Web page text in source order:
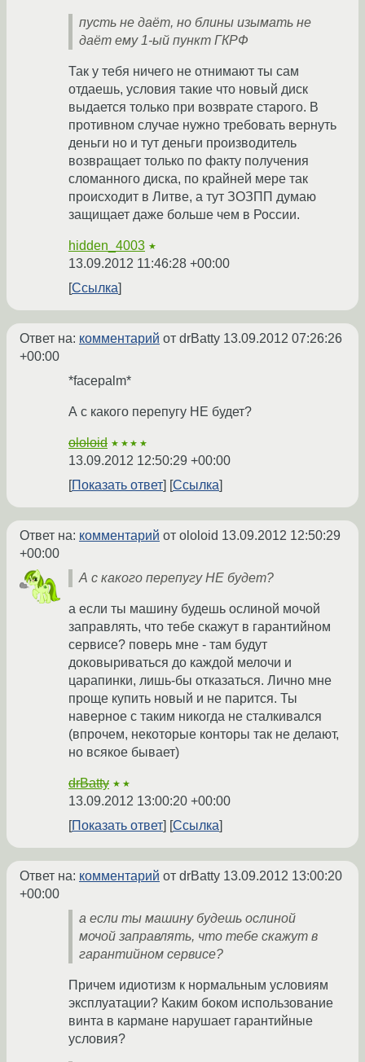
пусть не даёт, но блины изымать не
даёт ему 1-ый пункт ГКРФ
Так у тебя ничего не отнимают ты сам
отдаешь, условия такие что новый диск
выдается только при возврате старого. В
противном случае нужно требовать вернуть
деньги но и тут деньги производитель
возвращает только по факту получения
сломанного диска, по крайней мере так
происходит в Литве, а тут ЗОЗПП думаю
защищает даже больше чем в России.
hidden_4003 ★
13.09.2012 11:46:28 +00:00
Ссылка
Ответ на: комментарий от drBatty 13.09.2012 07:26:26
+00:00
*facepalm*
А с какого перепугу НЕ будет?
ololoid ★★★★
13.09.2012 12:50:29 +00:00
Показать ответ
Ссылка
Ответ на: комментарий от ololoid 13.09.2012 12:50:29
+00:00
А с какого перепугу НЕ будет?
а если ты машину будешь ослиной мочой
заправлять, что тебе скажут в гарантийном
сервисе? поверь мне - там будут
доковыриваться до каждой мелочи и
царапинки, лишь-бы отказаться. Лично мне
проще купить новый и не парится. Ты
наверное с таким никогда не сталкивался
(впрочем, некоторые конторы так не делают,
но всякое бывает)
drBatty ★★
13.09.2012 13:00:20 +00:00
Показать ответ
Ссылка
Ответ на: комментарий от drBatty 13.09.2012 13:00:20
+00:00
а если ты машину будешь ослиной
мочой заправлять, что тебе скажут в
гарантийном сервисе?
Причем идиотизм к нормальным условиям
эксплуатации? Каким боком использование
винта в кармане нарушает гарантийные
условия?